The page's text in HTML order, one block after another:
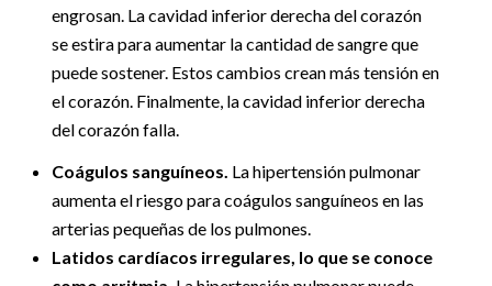
engrosan. La cavidad inferior derecha del corazón
se estira para aumentar la cantidad de sangre que
puede sostener. Estos cambios crean más tensión en
el corazón. Finalmente, la cavidad inferior derecha
del corazón falla.
Coágulos sanguíneos. La hipertensión pulmonar
aumenta el riesgo para coágulos sanguíneos en las
arterias pequeñas de los pulmones.
Latidos cardíacos irregulares, lo que se conoce